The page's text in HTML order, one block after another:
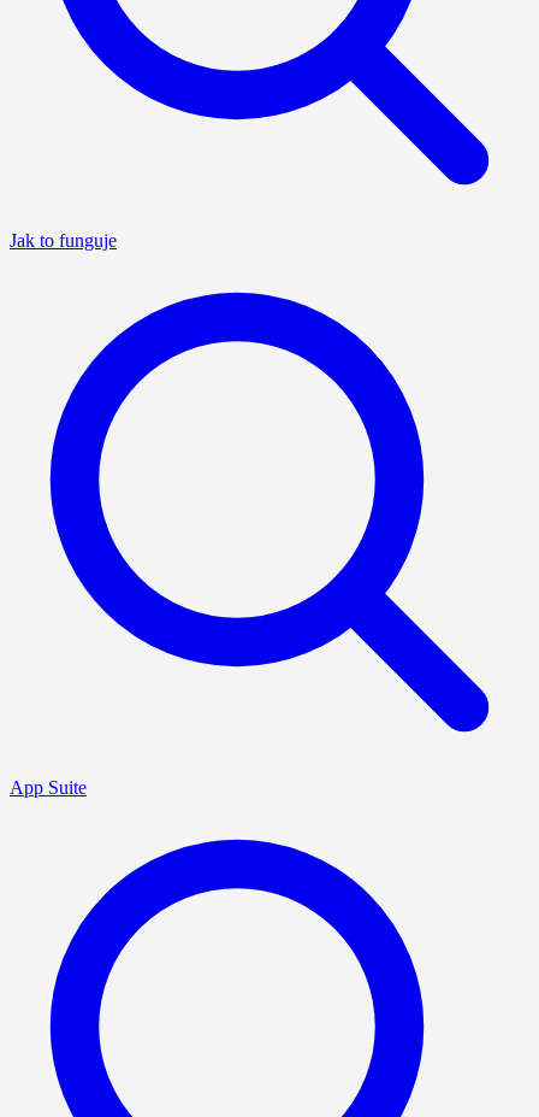
Jak to funguje
App Suite